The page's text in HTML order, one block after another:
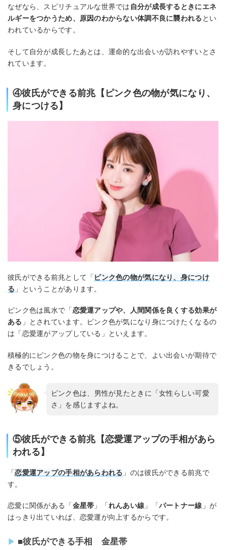
なぜなら、スピリチュアルな世界では 自分が成長するときにエネ
ルギーをつかうため、原因のわからない体調不良に襲われる とい
われているからです。
そして自分が成長したあとは、運命的な出会いが訪れやすいとさ
れています。
④彼氏ができる前兆【ピンク色の物が気になり、
身につける】
彼氏ができる前兆として「 ピンク色の物が気になり、身につけ
る 」ということがあります。
ピンク色は風水で「恋愛運アップや、人間関係を良くする効果が
ある 」とされています。ピンク色が気になり身につけたくなるの
は「恋愛運がアップしている」といえます。
積極的にピンク色の物を身につけることで、よい出会いが期待で
きるでしょう。
ピンク色は、男性が見たときに「女性らしい可愛
さ」を感じますよね。
⑤彼氏ができる前兆【恋愛運アップの手相があら
われる】
「恋愛運アップの手相があらわれる 」のは彼氏ができる前兆で
す。
恋愛に関係がある「金星帯 」「れんあい線 」「パートナー線 」が
はっきり出ていれば、恋愛運が向上するからです。
■彼氏ができる手相 金星帯